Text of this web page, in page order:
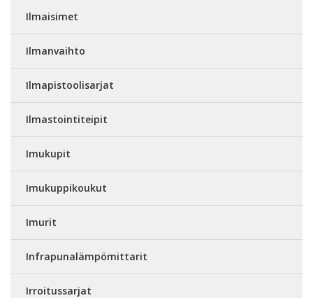
Ilmaisimet
Ilmanvaihto
Ilmapistoolisarjat
Ilmastointiteipit
Imukupit
Imukuppikoukut
Imurit
Infrapunalämpömittarit
Irroitussarjat